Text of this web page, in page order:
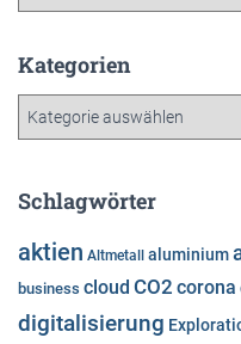
h
Kategorien
g
r
i
e
Schlagwörter
aktien Altmetall aluminium
business cloud CO2 corona
digitalisierung